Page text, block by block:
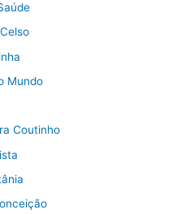
Mundo
Coutinho